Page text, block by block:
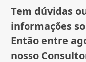
Tem dúvidas
informações
Então entre
nosso